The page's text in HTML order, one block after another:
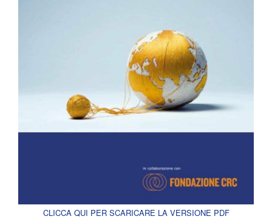
CLICCA QUI PER SCARICARE LA VERSIONE PDF